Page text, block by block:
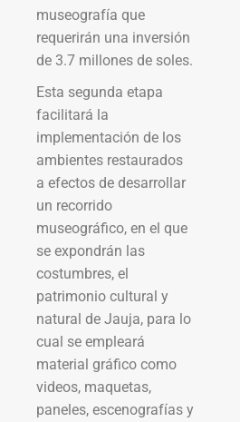
museografía que
requerirán una inversión
de 3.7 millones de soles.
Esta segunda etapa
facilitará la
implementación de los
ambientes restaurados
a efectos de desarrollar
un recorrido
museográfico, en el que
se expondrán las
costumbres, el
patrimonio cultural y
natural de Jauja, para lo
cual se empleará
material gráfico como
videos, maquetas,
paneles, escenografías y